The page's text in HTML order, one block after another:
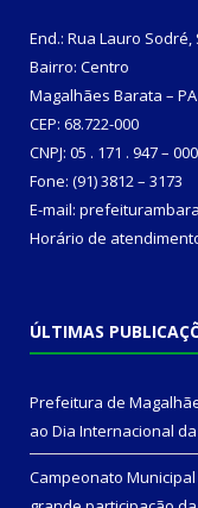
End.: Rua Lauro Sodré,
Bairro: Centro
Magalhães Barata – PA
CEP: 68.722-000
CNPJ: 05 . 171 . 947 –
Fone: (91) 3812 – 3173
E-mail:
Horário de
ÚLTIMAS
Prefeitura de
ao Dia Internacional
Campeonato